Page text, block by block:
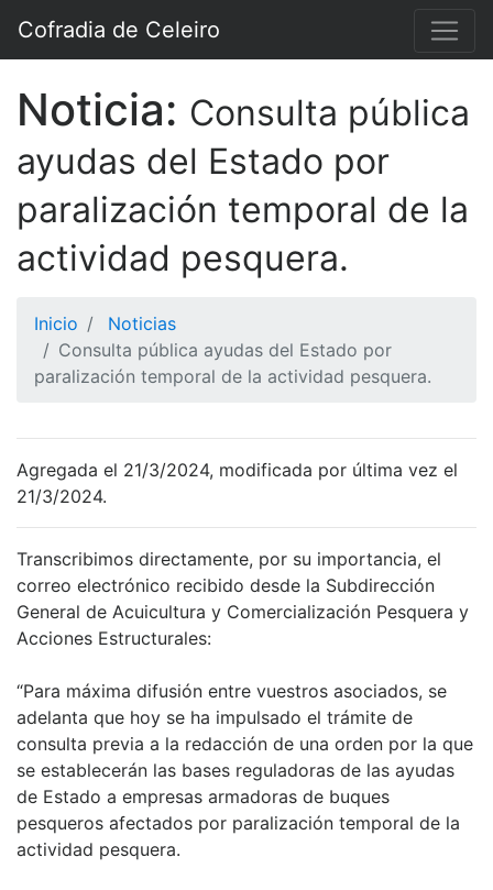
Cofradia de Celeiro
Noticia: Consulta pública
ayudas del Estado por
paralización temporal de la
actividad pesquera.
Inicio
Noticias
Consulta pública ayudas del Estado por
paralización temporal de la actividad pesquera.
Agregada el 21/3/2024, modificada por última vez el
21/3/2024.
Transcribimos directamente, por su importancia, el
correo electrónico recibido desde la Subdirección
General de Acuicultura y Comercialización Pesquera y
Acciones Estructurales:
“Para máxima difusión entre vuestros asociados, se
adelanta que hoy se ha impulsado el trámite de
consulta previa a la redacción de una orden por la que
se establecerán las bases reguladoras de las ayudas
de Estado a empresas armadoras de buques
pesqueros afectados por paralización temporal de la
actividad pesquera.